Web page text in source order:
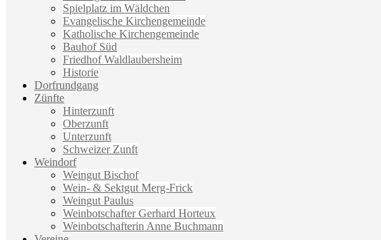
Spielplatz im Wäldchen
Evangelische Kirchengemeinde
Katholische Kirchengemeinde
Bauhof Süd
Friedhof Waldlaubersheim
Historie
Dorfrundgang
Zünfte
Hinterzunft
Oberzunft
Unterzunft
Schweizer Zunft
Weindorf
Weingut Bischof
Wein- & Sektgut Merg-Frick
Weingut Paulus
Weinbotschafter Gerhard Horteux
Weinbotschafterin Anne Buchmann